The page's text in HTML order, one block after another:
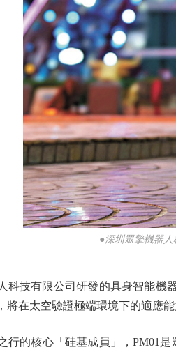
●深圳眾擎機器
技有限公司研發的具身智能機器
將在太空驗證極端環境下的適應能
的核心「硅基成員」，PM01是